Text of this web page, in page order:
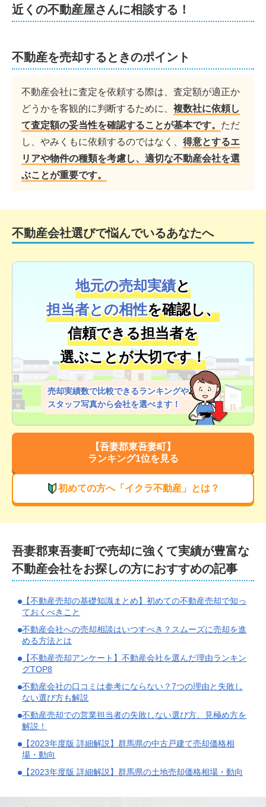
近くの不動産屋さんに相談する！
不動産を売却するときのポイント
不動産会社に査定を依頼する際は、査定額が適正か
どうかを客観的に判断するために、 複数社に依頼し
て査定額の妥当性を確認することが基本です。 ただ
し、やみくもに依頼するのではなく、 得意とするエ
リアや物件の種類を考慮し、適切な不動産会社を選
ぶことが重要です。
不動産会社選びで悩んでいるあなたへ
地元の売却実績と
担当者との相性を確認し、
信頼できる担当者を
選ぶことが大切です！
売却実績数で比較できるランキングや
スタッフ写真から会社を選べます！
【吾妻郡東吾妻町】
ランキング1位を見る
初めての方へ「イクラ不動産」とは？
吾妻郡東吾妻町で売却に強くて実績が豊富な
不動産会社をお探しの方におすすめの記事
【不動産売却の基礎知識まとめ】初めての不動産売却で知っ
ておくべきこと
不動産会社への売却相談はいつすべき？スムーズに売却を進
める方法とは
【不動産売却アンケート】不動産会社を選んだ理由ランキン
グTOP8
不動産会社の口コミは参考にならない？7つの理由と失敗し
ない選び方も解説
不動産売却での営業担当者の失敗しない選び方、見極め方を
解説！
【2023年度版 詳細解説】群馬県の中古戸建て売却価格相
場・動向
【2023年度版 詳細解説】群馬県の土地売却価格相場・動向